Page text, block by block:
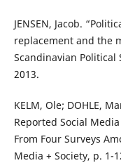
JENSEN, Jacob.
replacement and the
Scandinavian Political
2013.
KELM, Ole; DOHLE,
Reported Social
From Four Surveys
Media + Society, p. 1-